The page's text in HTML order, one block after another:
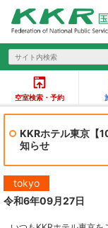
空室検索・予約
KKRホテル東京【
知らせ
tokyo
令和6年09月27日